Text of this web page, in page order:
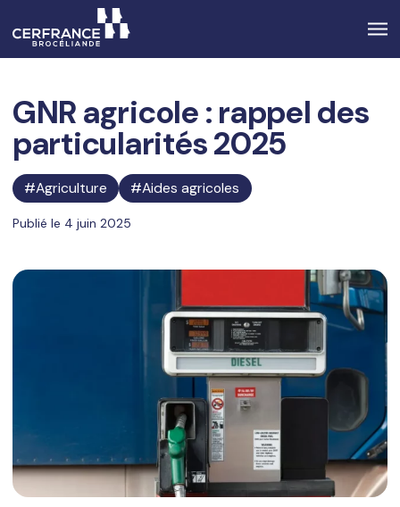
GNR agricole : rappel des
particularités 2025
Agriculture Aides agricoles
Publié le 4 juin 2025